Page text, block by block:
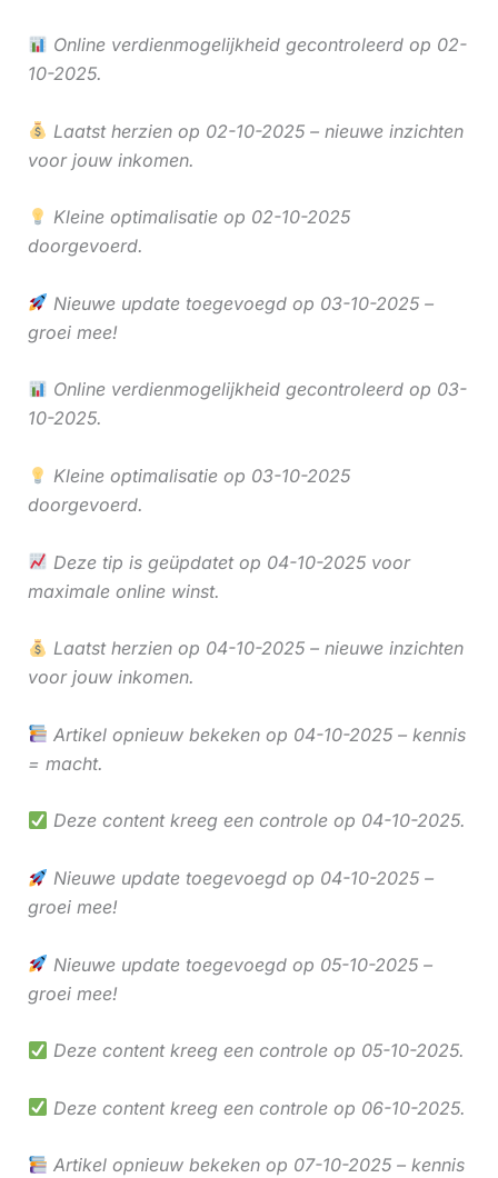
Online verdienmogelijkheid gecontroleerd op 02-
10-2025.
Laatst herzien op 02-10-2025 – nieuwe inzichten
voor jouw inkomen.
Kleine optimalisatie op 02-10-2025
doorgevoerd.
Nieuwe update toegevoegd op 03-10-2025 –
groei mee!
Online verdienmogelijkheid gecontroleerd op 03-
10-2025.
Kleine optimalisatie op 03-10-2025
doorgevoerd.
Deze tip is geüpdatet op 04-10-2025 voor
maximale online winst.
Laatst herzien op 04-10-2025 – nieuwe inzichten
voor jouw inkomen.
Artikel opnieuw bekeken op 04-10-2025 – kennis
= macht.
Deze content kreeg een controle op 04-10-2025.
Nieuwe update toegevoegd op 04-10-2025 –
groei mee!
Nieuwe update toegevoegd op 05-10-2025 –
groei mee!
Deze content kreeg een controle op 05-10-2025.
Deze content kreeg een controle op 06-10-2025.
Artikel opnieuw bekeken op 07-10-2025 – kennis